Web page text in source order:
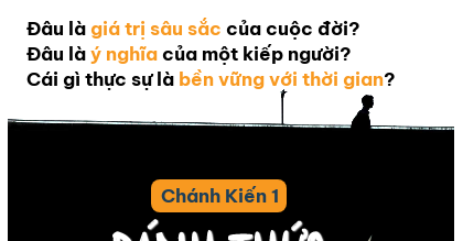
Chánh Kiến 1
Đâu là giá trị sâu sắc của cuộc đời?
Đâu làý nghĩacủa một kiếp người?
Cái gì thực sự là bền vững với thời gian?